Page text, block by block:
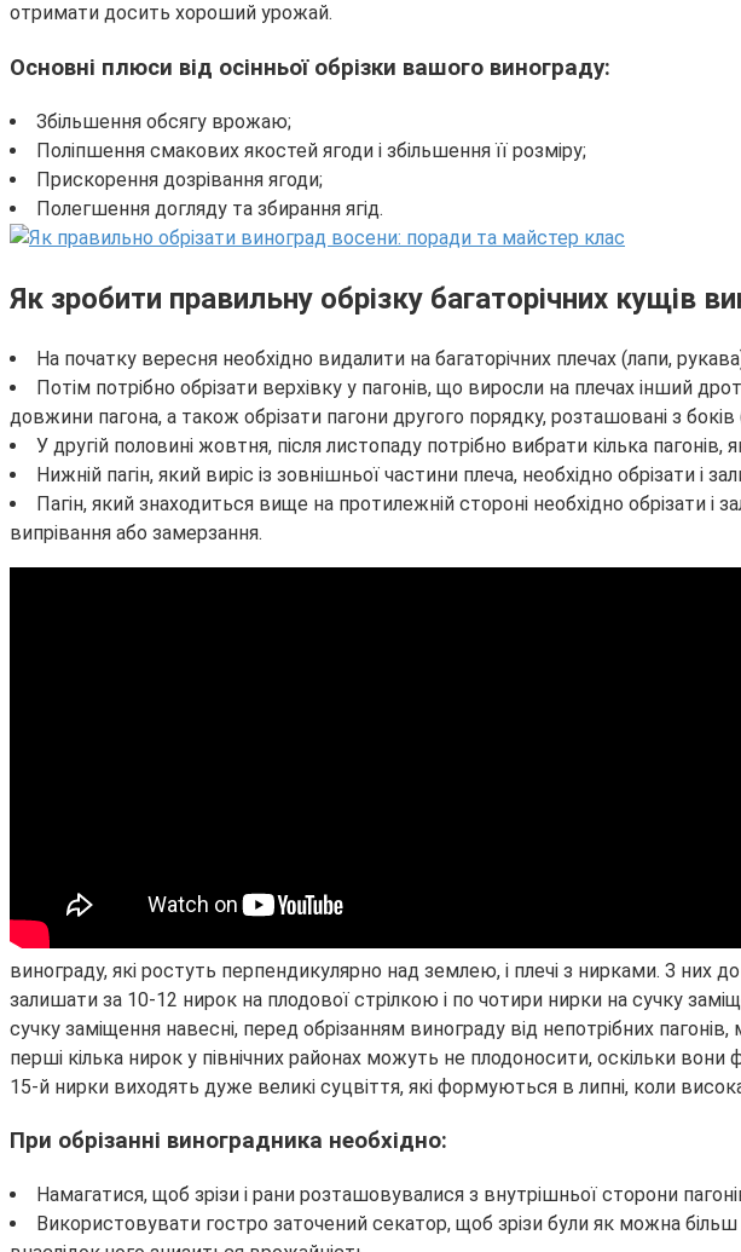
отримати досить хороший урожай.
Основні плюси від осінньої обрізки вашого винограду:
Збільшення обсягу врожаю;
Поліпшення смакових якостей ягоди і збільшення її розміру;
Прискорення дозрівання ягоди;
Полегшення догляду та збирання ягід.
Як зробити правильну обрізку багаторічних кущів
На початку вересня необхідно видалити на багаторічних плечах (лапи,
Потім потрібно обрізати верхівку у пагонів, що виросли на плечах інший
довжини пагона, а також обрізати пагони другого порядку, розташовані з боків
У другій половині жовтня, після листопаду потрібно вибрати кілька
Нижній пагін, який виріс із зовнішньої частини плеча, необхідно обрізати
Пагін, який знаходиться вище на протилежній стороні необхідно обрізати і
випрівання або замерзання.
винограду, які ростуть перпендикулярно над землею, і плечі з нирками. З них
залишати за 10-12 нирок на плодової стрілкою і по чотири нирки на сучку
сучку заміщення навесні, перед обрізанням винограду від непотрібних
перші кілька нирок у північних районах можуть не плодоносити, оскільки
15-й нирки виходять дуже великі суцвіття, які формуються в липні, коли
При обрізанні виноградника необхідно:
Намагатися, щоб зрізи і рани розташовувалися з внутрішньої сторони
Використовувати гостро заточений секатор, щоб зрізи були як можна